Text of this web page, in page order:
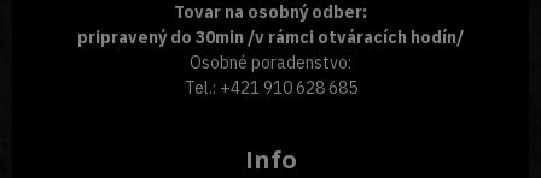
Tovar na osobný odber:
pripravený do 30min /v rámci otváracích hodín/
Osobné poradenstvo:
Tel.: +421 910 628 685
Info